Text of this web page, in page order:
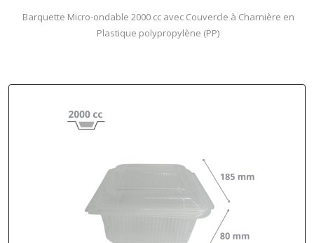
Barquette Micro-ondable 2000 cc avec Couvercle à Charnière en
Plastique polypropylène (PP)